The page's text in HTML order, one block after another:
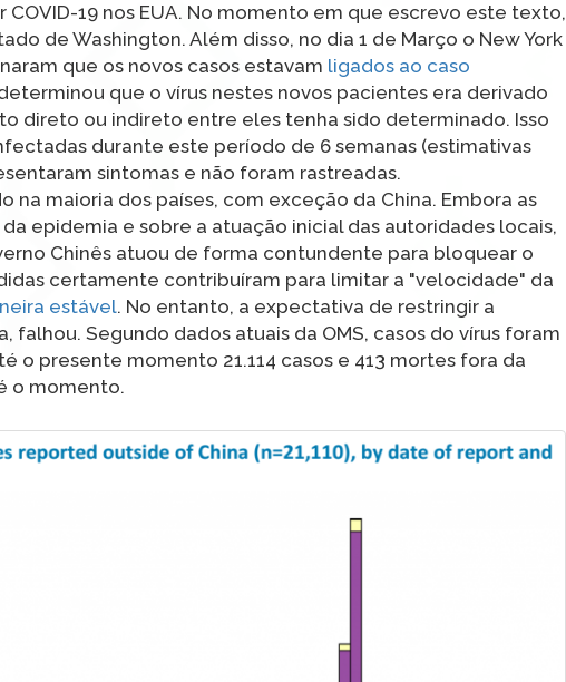
19 nos EUA. No momento em que escrevo este texto,
de Washington. Além disso, no dia 1 de Março o New York
que os novos casos estavam ligados ao caso
que o vírus nestes novos pacientes era derivado
direto ou indireto entre eles tenha sido determinado. Isso
durante este período de 6 semanas (estimativas
sintomas e não foram rastreadas.
maioria dos países, com exceção da China. Embora as
epidemia e sobre a atuação inicial das autoridades locais,
Chinês atuou de forma contundente para bloquear o
certamente contribuíram para limitar a "velocidade" da
estável. No entanto, a expectativa de restringir a
Segundo dados atuais da OMS, casos do vírus foram
o presente momento 21.114 casos e 413 mortes fora da
o momento.